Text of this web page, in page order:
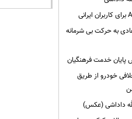
به حرکت بی شرمانه
خودرو از طریق
داداشی (عکس)